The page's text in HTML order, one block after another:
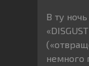
В ту
немного